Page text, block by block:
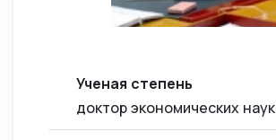
Ученая степень
доктор экономических наук